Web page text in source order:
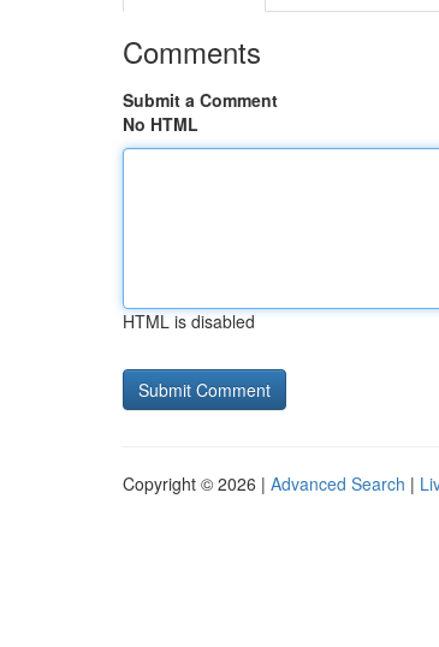
Comments
Submit a Comment
No HTML
HTML is disabled
Copyright © 2026 | Advanced Search |